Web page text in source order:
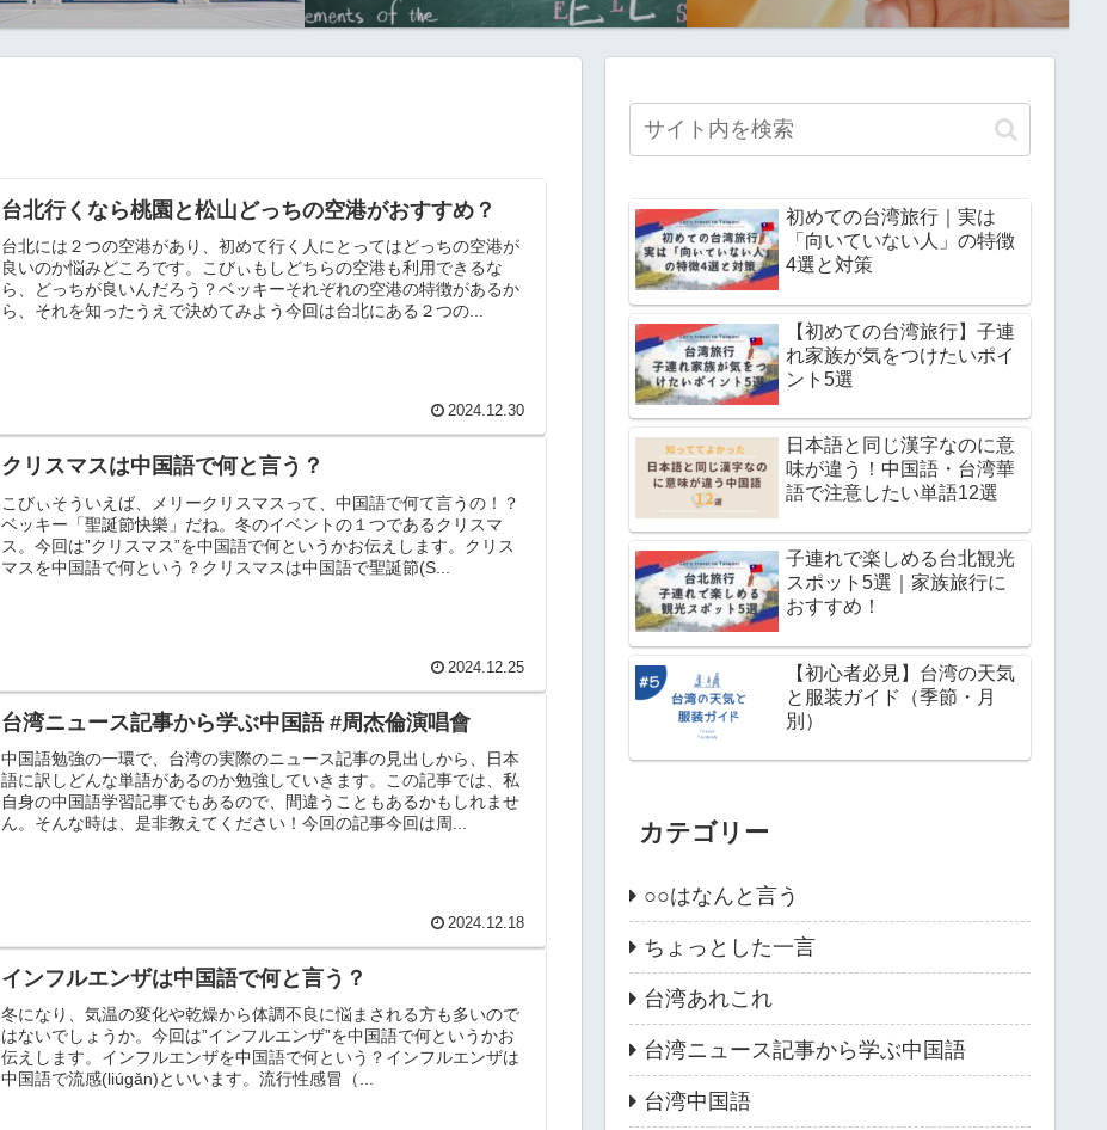
台北行くなら桃園と松山どっちの空港がおすすめ？
台北には２つの空港があり、初めて行く人にとってはどっちの空港が
良いのか悩みどころです。こびぃもしどちらの空港も利用できるな
ら、どっちが良いんだろう？ベッキーそれぞれの空港の特徴があるか
ら、それを知ったうえで決めてみよう今回は台北にある２つの...
2024.12.30
クリスマスは中国語で何と言う？
こびぃそういえば、メリークリスマスって、中国語で何て言うの！？
ベッキー「聖誕節快樂」だね。冬のイベントの１つであるクリスマ
ス。今回は”クリスマス”を中国語で何というかお伝えします。クリス
マスを中国語で何という？クリスマスは中国語で聖誕節(S...
2024.12.25
台湾ニュース記事から学ぶ中国語 #周杰倫演唱會
中国語勉強の一環で、台湾の実際のニュース記事の見出しから、日本
語に訳しどんな単語があるのか勉強していきます。この記事では、私
自身の中国語学習記事でもあるので、間違うこともあるかもしれませ
ん。そんな時は、是非教えてください！今回の記事今回は周...
2024.12.18
インフルエンザは中国語で何と言う？
冬になり、気温の変化や乾燥から体調不良に悩まされる方も多いので
はないでしょうか。今回は”インフルエンザ”を中国語で何というかお
伝えします。インフルエンザを中国語で何という？インフルエンザは
中国語で流感(liúgǎn)といいます。流行性感冒（...
初めての台湾旅行｜実は
「向いていない人」の特徴
4選と対策
【初めての台湾旅行】子連
れ家族が気をつけたいポイ
ント5選
日本語と同じ漢字なのに意
味が違う！中国語・台湾華
語で注意したい単語12選
子連れで楽しめる台北観光
スポット5選｜家族旅行に
おすすめ！
【初心者必見】台湾の天気
と服装ガイド（季節・月
別）
カテゴリー
○○はなんと言う
ちょっとした一言
台湾あれこれ
台湾ニュース記事から学ぶ中国語
台湾中国語